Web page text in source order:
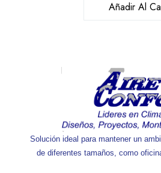
Añadir Al
Solución ideal para mantener un
de diferentes tamaños, como